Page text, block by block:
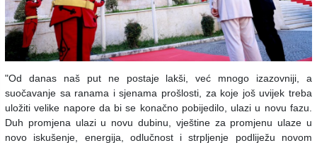
"Od danas naš put ne postaje lakši, već mnogo izazovniji, a
suočavanje sa ranama i sjenama prošlosti, za koje još uvijek treba
uložiti velike napore da bi se konačno pobijedilo, ulazi u novu fazu.
Duh promjena ulazi u novu dubinu, vještine za promjenu ulaze u
novo iskušenje, energija, odlučnost i strpljenje podliježu novom